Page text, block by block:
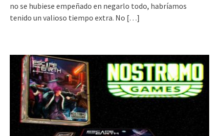
no se hubiese empeñado en negarlo todo, habríamos
tenido un valioso tiempo extra. No […]